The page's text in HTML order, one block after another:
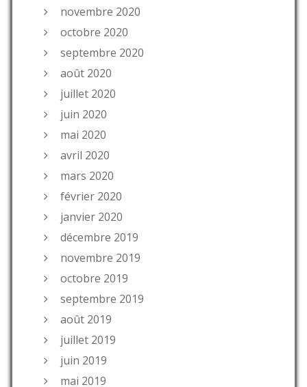
novembre 2020
octobre 2020
septembre 2020
août 2020
juillet 2020
juin 2020
mai 2020
avril 2020
mars 2020
février 2020
janvier 2020
décembre 2019
novembre 2019
octobre 2019
septembre 2019
août 2019
juillet 2019
juin 2019
mai 2019